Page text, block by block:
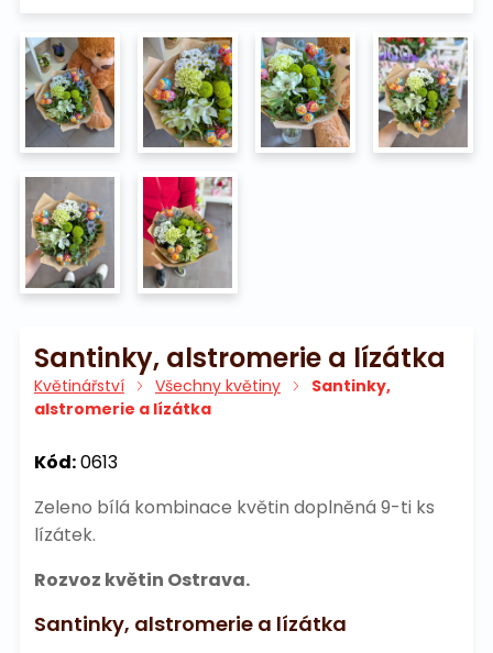
Santinky, alstromerie a lízátka
Květinářství Všechny květiny
Santinky,
alstromerie a lízátka
Kód:0613
Zeleno bílá kombinace květin doplněná 9-ti ks
lízátek.
Rozvoz květin Ostrava.
Santinky, alstromerie a lízátka